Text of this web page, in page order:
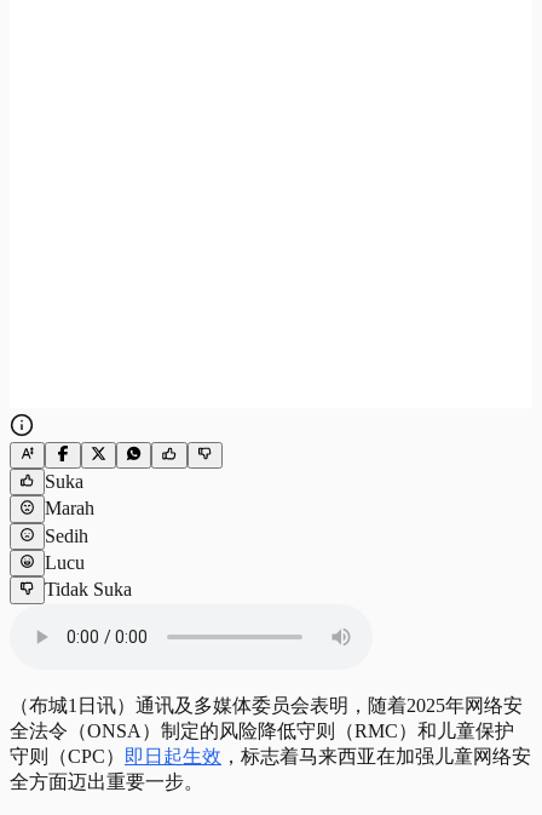
Suka
Marah
Sedih
Lucu
Tidak Suka
（布城1日讯）通讯及多媒体委员会表明，随着2025年网络安
全法令（ONSA）制定的风险降低守则（RMC）和儿童保护
守则（CPC）
即日起生效 ，标志着马来西亚在加强儿童网络安
全方面迈出重要一步。